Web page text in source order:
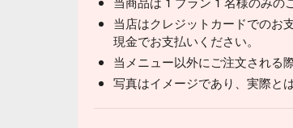
当店はクレジットカードでのお
現金でお支払いください。
当メニュー以外にご注文される
写真はイメージであり、実際と